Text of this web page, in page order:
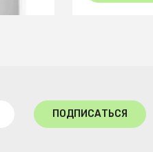
ПОДПИСАТЬСЯ